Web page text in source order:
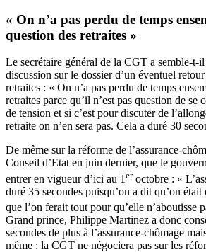
« On n’a pas perdu de temps
question des retraites »
Le secrétaire général de la CGT a semble-t-
discussion sur le dossier d’un éventuel
retraites : « On n’a pas perdu de temps
retraites parce qu’il n’est pas question de se
de tension et si c’est pour discuter de
retraite on n’en sera pas. Cela a duré 30
De même sur la réforme de l’assurance-
Conseil d’Etat en juin dernier, que le
entrer en vigueur d’ici au 1 eroctobre : «
duré 35 secondes puisqu’on a dit qu’on
que l’on ferait tout pour qu’elle n’aboutisse
Grand prince, Philippe Martinez a donc
secondes de plus à l’assurance-chômage
même : la CGT ne négociera pas sur les